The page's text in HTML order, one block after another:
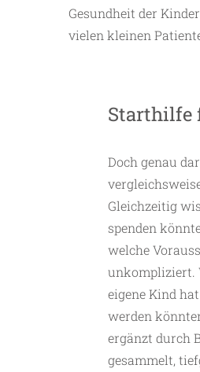
Gesundheit der
vielen kleinen
Starthilfe
Doch genau
Gleichzeitig
spenden
welche
unkompliziert.
eigene Kind
werden
ergänzt durch
gesammelt,